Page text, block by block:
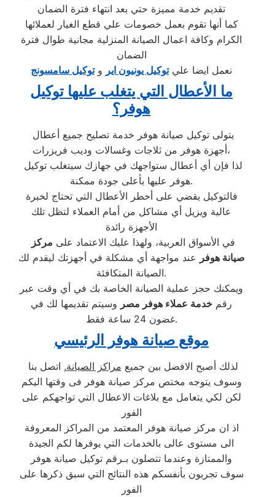
تقديم خدمة مميزة حتي بعد انتهاء فترة الضمان
كما أنها تقوم بعمل خصومات علي قطع الغيار لعملائها
الكرام وكافة اعمال الصيانة المنزلية مجانية طوال فترة
الضمان
نعمل ايضا عليتوكيل يونيون اير وتوكيل سامسونج
ما الأعطال التي يتغلب عليها توكيل
هوفر؟
أجهزة هوفر من ثلاجات وغسالات وديب فريزرات،
هوفر عليها بأعلى جودة ممكنة.
فالتوكيل يقضي على أخطر الأعطال التي تحتاج لخبرة
عالية ويزيل أي مشاكل من أمام العملاء لتظل تلك
الأجهزة رائدة
في الأسواق العربية، ولهذا عليك الاعتماد على مركز
صيانة هوفر عند مواجهة أي مشكلة في أجهزتك ليقدم لك
الصيانة المتكافئة.
ويمكنك حجز عملية الصيانة الخاصة بك في أي وقت عبر
رقم خدمة عملاء هوفر مصر وسيتم تقديمها لك في
غضون 24 ساعة فقط.
موقع صيانة هوفر الرئيسي
لذلك أصبح الافضل بين جميع مراكز الصيانة, اتصل بنا
وسوف يتوجه مختص مركز صيانة هوفر فى وقتها اليكم
لكن لكي يتعامل مع بلاغات الاعطال التي تواجهكم على
الفور
اذ ان مركز صيانة هوفر المعتمد من المراكز المعروفة
الى مستوى عالى بالخدمات التي يوفرها لكم الجيدة
والممتازة وعندما تتصلون بـرقم توكيل صيانة هوفر
سوف تجربون بأنفسكم هذه النتائج التي سبق ذكرها على
الفور